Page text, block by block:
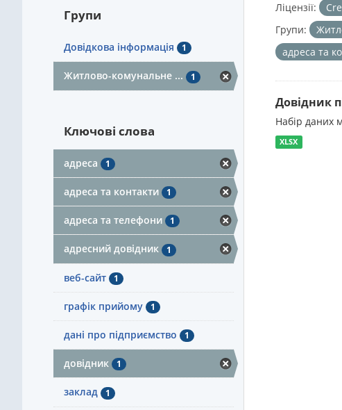
Групи
Довідкова інформація 1
Житлово-комунальне ... 1
Ключові слова
адреса 1
адреса та контакти 1
адреса та телефони 1
адресний довідник 1
веб-сайт 1
графік прийому 1
дані про підприємство 1
довідник 1
заклад 1
Ліцензії:
Групи:
адреса та
Довідник
Набір даних
XLSX